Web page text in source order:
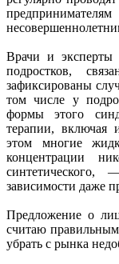
Врачи и эксперты
подростков,
зафиксированы
том числе у
формы этого
терапии, включая
этом многие
концентрации
зависимости даже
Предложение о
считаю
убрать с рынка